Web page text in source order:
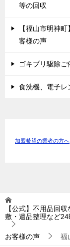
等の回収
【福山市明神
客様の声
ゴキブリ駆除
食洗機、電子
加盟希望の業者の方へ
【公式】不用品回
敷・遺品整理など24
お客様の声 福